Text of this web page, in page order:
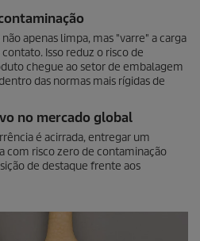
apenas limpa, mas "varre" a carga
Isso reduz o risco de
chegue ao setor de embalagem
das normas mais rígidas de
no mercado global
é acirrada, entregar um
com risco zero de contaminação
de destaque frente aos